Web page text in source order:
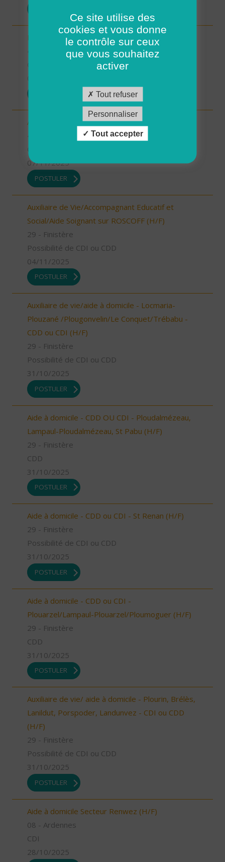
Responsable du développement (H/F)
Aide à domicile Limogne (H/F)
07/11/2025
POSTULER
Auxiliaire de Vie/Accompagnant Educatif et
Social/Aide Soignant sur ROSCOFF (H/F)
29 - Finistère
Possibilité de CDI ou CDD
04/11/2025
POSTULER
Auxiliaire de vie/aide à domicile - Locmaria-
Plouzané /Plougonvelin/Le Conquet/Trébabu -
CDD ou CDI (H/F)
29 - Finistère
Possibilité de CDI ou CDD
31/10/2025
POSTULER
Aide à domicile - CDD OU CDI - Ploudalmézeau,
Lampaul-Ploudalmézeau, St Pabu (H/F)
29 - Finistère
CDD
31/10/2025
POSTULER
Aide à domicile - CDD ou CDI - St Renan (H/F)
29 - Finistère
Possibilité de CDI ou CDD
31/10/2025
POSTULER
Aide à domicile - CDD ou CDI -
Plouarzel/Lampaul-Plouarzel/Ploumoguer (H/F)
29 - Finistère
CDD
31/10/2025
POSTULER
Auxiliaire de vie/ aide à domicile - Plourin, Brélès,
Lanildut, Porspoder, Landunvez - CDI ou CDD
(H/F)
29 - Finistère
Possibilité de CDI ou CDD
31/10/2025
POSTULER
Aide à domicile Secteur Renwez (H/F)
08 - Ardennes
CDI
28/10/2025
Ce site utilise des
cookies et vous donne
le contrôle sur ceux
que vous souhaitez
activer
Tout refuser
Personnaliser
Tout accepter